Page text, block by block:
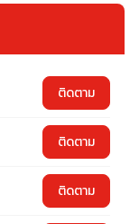
ติดตาม
ติดตาม
ติดตาม